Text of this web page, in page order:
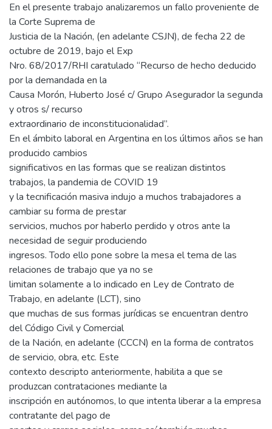
En el presente trabajo analizaremos un fallo proveniente de
la Corte Suprema de
Justicia de la Nación, (en adelante CSJN), de fecha 22 de
octubre de 2019, bajo el Exp
Nro. 68/2017/RHI caratulado “Recurso de hecho deducido
por la demandada en la
Causa Morón, Huberto José c/ Grupo Asegurador la segunda
y otros s/ recurso
extraordinario de inconstitucionalidad”.
En el ámbito laboral en Argentina en los últimos años se han
producido cambios
significativos en las formas que se realizan distintos
trabajos, la pandemia de COVID 19
y la tecnificación masiva indujo a muchos trabajadores a
cambiar su forma de prestar
servicios, muchos por haberlo perdido y otros ante la
necesidad de seguir produciendo
ingresos. Todo ello pone sobre la mesa el tema de las
relaciones de trabajo que ya no se
limitan solamente a lo indicado en Ley de Contrato de
Trabajo, en adelante (LCT), sino
que muchas de sus formas jurídicas se encuentran dentro
del Código Civil y Comercial
de la Nación, en adelante (CCCN) en la forma de contratos
de servicio, obra, etc. Este
contexto descripto anteriormente, habilita a que se
produzcan contrataciones mediante la
inscripción en autónomos, lo que intenta liberar a la empresa
contratante del pago de